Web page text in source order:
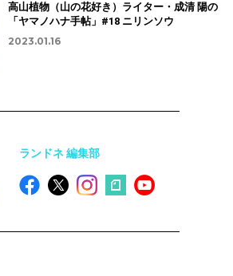
高山植物（山の花好き）ライター・成清 陽の
「ヤマノハナ手帖」#18 ニリンソウ
2023.01.16
ランドネ 編集部